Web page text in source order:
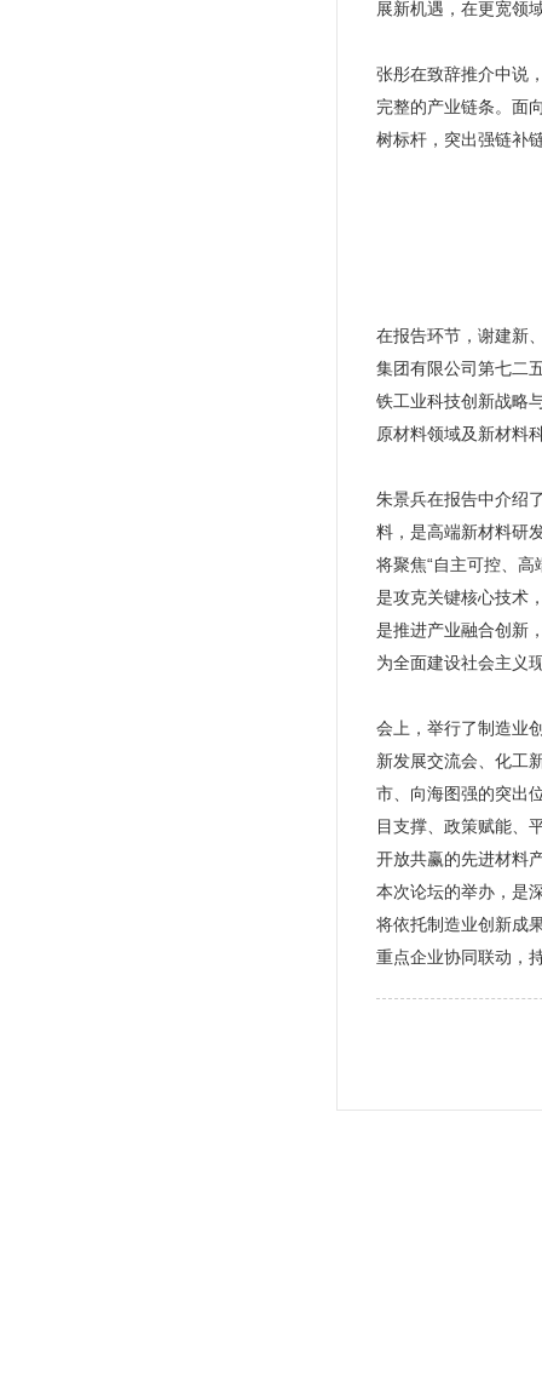
展新机遇，在更宽领
张彤在致辞推介中说
完整的产业链条。面
树标杆，突出强链补
在报告环节，谢建新
集团有限公司第七二
铁工业科技创新战略
原材料领域及新材料
朱景兵在报告中介绍
料，是高端新材料研
将聚焦“自主可控、高
是攻克关键核心技术
是推进产业融合创新
为全面建设社会主义
会上，举行了制造业
新发展交流会、化工
市、向海图强的突出
目支撑、政策赋能、
开放共赢的先进材料
本次论坛的举办，是
将依托制造业创新成
重点企业协同联动，